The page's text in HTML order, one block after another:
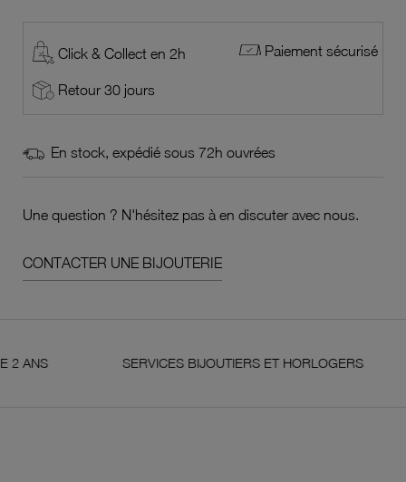
Click & Collect en 2h Paiement sécurisé
Retour 30 jours
En stock, expédié sous 72h ouvrées
Une question ? N'hésitez pas à en discuter avec nous.
CONTACTER UNE BIJOUTERIE
SERVICES BIJOUTIERS ET HORLOGERS